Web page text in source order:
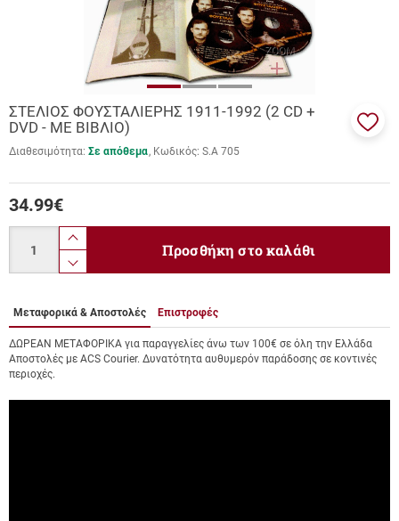
ZOOM
ΣΤΕΛΙΟΣ ΦΟΥΣΤΑΛΙΕΡΗΣ 1911-1992 (2 CD +
DVD - ΜΕ ΒΙΒΛΙΟ)
Διαθεσιμότητα: Σε απόθεμα Κωδικός: S.A 705
34.99€
product.increase.quantity
product.decrease.quantity
Προσθήκη στο καλάθι
Μεταφορικά & Αποστολές Επιστροφές
ΔΩΡΕΑΝ ΜΕΤΑΦΟΡΙΚΑ για παραγγελίες άνω των 100€ σε όλη την Ελλάδα
Αποστολές με ACS Courier. Δυνατότητα αυθυμερόν παράδοσης σε κοντινές
περιοχές.